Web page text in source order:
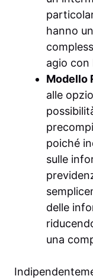
hanno
agio con
Modello
alle
poiché
sulle
delle
una